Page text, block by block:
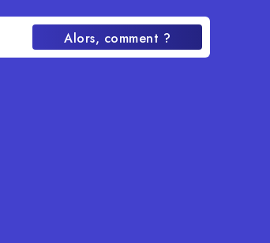
Alors, comment ?